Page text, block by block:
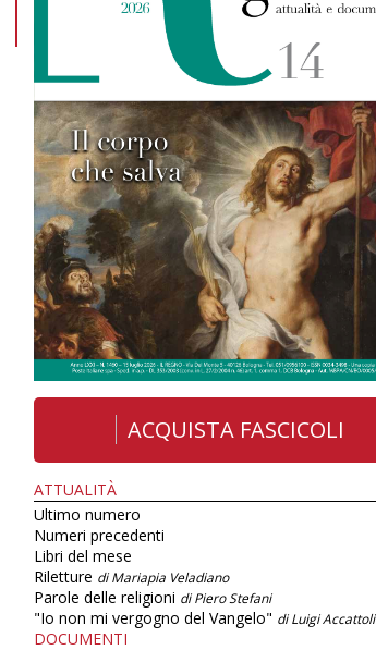
ACQUISTA FASCICOLI
ATTUALITÀ
Ultimo numero
Numeri precedenti
Libri del mese
Riletture di Mariapia Veladiano
Parole delle religioni di Piero Stefani
"Io non mi vergogno del Vangelo" di Luigi Accattoli
DOCUMENTI